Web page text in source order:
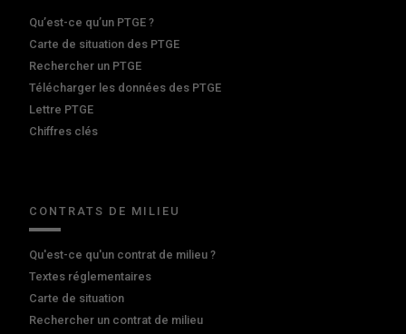
Qu’est-ce qu’un PTGE ?
Carte de situation des PTGE
Rechercher un PTGE
Télécharger les données des PTGE
Lettre PTGE
Chiffres clés
CONTRATS DE MILIEU
Qu'est-ce qu'un contrat de milieu ?
Textes réglementaires
Carte de situation
Rechercher un contrat de milieu